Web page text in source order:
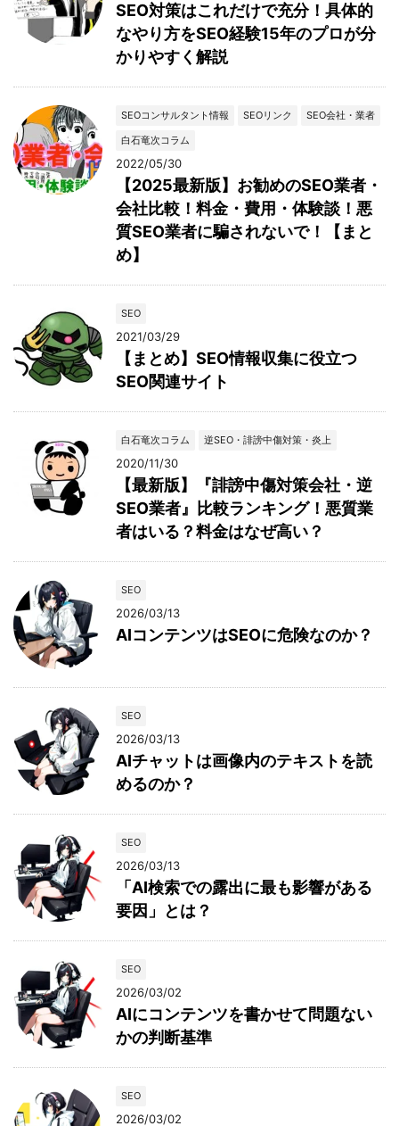
SEO対策はこれだけで充分！具体的
なやり方をSEO経験15年のプロが分
かりやすく解説
SEOコンサルタント情報 SEOリンク
SEO会社・業者
白石竜次コラム
2022/05/30
【2025最新版】お勧めのSEO業者・
会社比較！料金・費用・体験談！悪
質SEO業者に騙されないで！【まと
め】
SEO
2021/03/29
【まとめ】SEO情報収集に役立つ
SEO関連サイト
白石竜次コラム 逆SEO・誹謗中傷対策・炎上
2020/11/30
【最新版】『誹謗中傷対策会社・逆
SEO業者』比較ランキング！悪質業
者はいる？料金はなぜ高い？
SEO
2026/03/13
AIコンテンツはSEOに危険なのか？
SEO
2026/03/13
AIチャットは画像内のテキストを読
めるのか？
SEO
2026/03/13
「AI検索での露出に最も影響がある
要因」とは？
SEO
2026/03/02
AIにコンテンツを書かせて問題ない
かの判断基準
SEO
2026/03/02